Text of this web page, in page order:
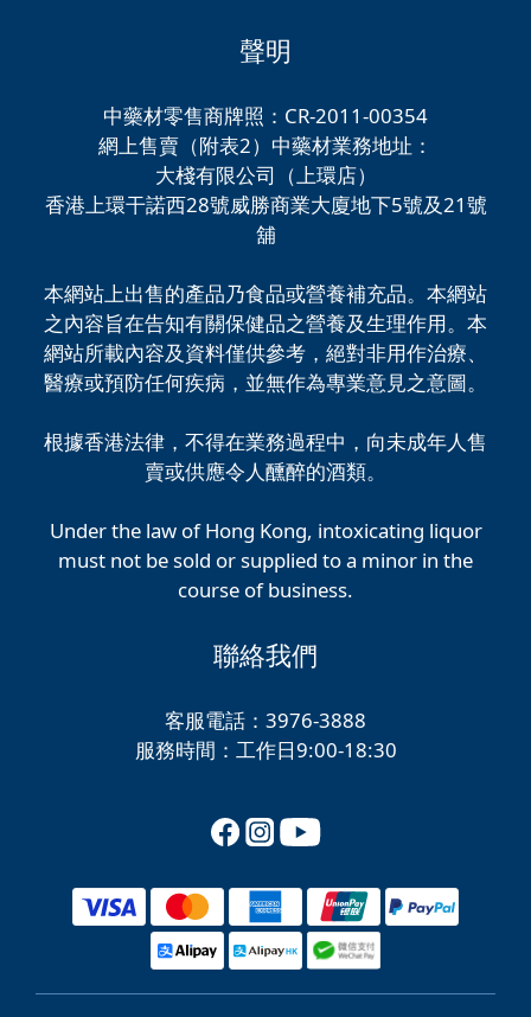
聲明
中藥材零售商牌照：CR-2011-00354
網上售賣（附表2）中藥材業務地址：
大棧有限公司（上環店）
香港上環干諾西28號威勝商業大廈地下5號及21號
舖
本網站上出售的產品乃食品或營養補充品。本網站
之內容旨在告知有關保健品之營養及生理作用。本
網站所載內容及資料僅供參考，絕對非用作治療、
醫療或預防任何疾病，並無作為專業意見之意圖。
根據香港法律，不得在業務過程中，向未成年人售
賣或供應令人醺醉的酒類。
Under the law of Hong Kong, intoxicating liquor
must not be sold or supplied to a minor in the
course of business.
聯絡我們
客服電話：3976-3888
服務時間：工作日9:00-18:30